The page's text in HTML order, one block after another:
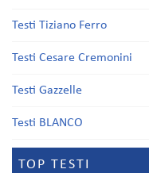
Testi Tiziano Ferro
Testi Cesare Cremonini
Testi Gazzelle
Testi BLANCO
TOP TESTI